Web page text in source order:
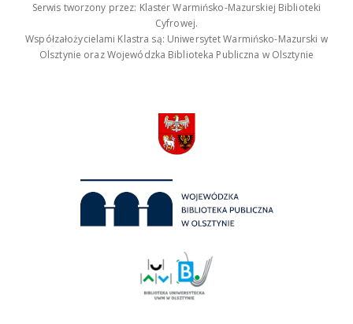
Serwis tworzony przez: Klaster Warmińsko-Mazurskiej Biblioteki
Cyfrowej.
Współzałożycielami Klastra są: Uniwersytet Warmińsko-Mazurski w
Olsztynie oraz Wojewódzka Biblioteka Publiczna w Olsztynie